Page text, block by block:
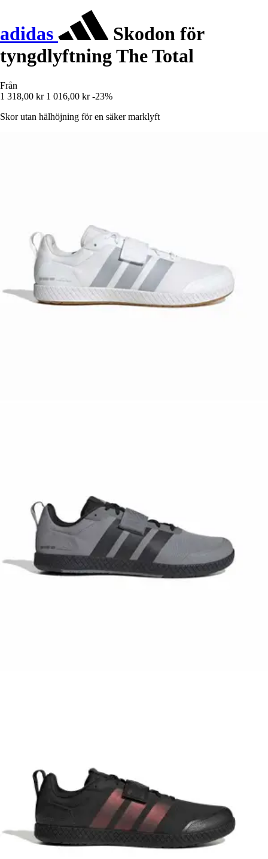
adidas
Skodon för
tyngdlyftning The Total
Från
1 318,00 kr 1 016,00 kr -23%
Skor utan hälhöjning för en säker marklyft